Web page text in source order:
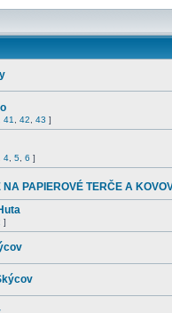
41 42 43 ]
4 5 6 ]
PAPIEROVÉ TERČE A
]